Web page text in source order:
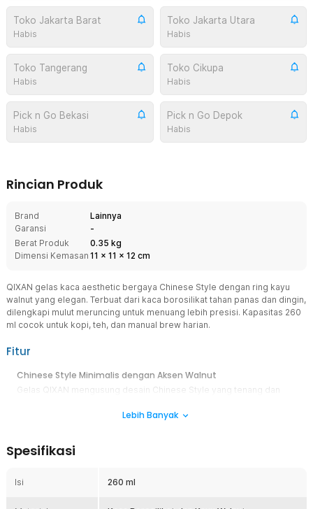
Toko Jakarta Barat
Habis
Toko Jakarta Utara
Habis
Toko Tangerang
Habis
Toko Cikupa
Habis
Pick n Go Bekasi
Habis
Pick n Go Depok
Habis
Rincian Produk
Brand
Lainnya
Garansi
-
Berat Produk
0.35 kg
Dimensi Kemasan 11 x 11 x 12 cm
QIXAN gelas kaca aesthetic bergaya Chinese Style dengan ring kayu
walnut yang elegan. Terbuat dari kaca borosilikat tahan panas dan dingin,
dilengkapi mulut meruncing untuk menuang lebih presisi. Kapasitas 260
ml cocok untuk kopi, teh, dan manual brew harian.
Fitur
Chinese Style Minimalis dengan Aksen Walnut
Gelas QIXAN mengusung desain Chinese Style yang tenang dan
tampilan premium. Cocok untuk penyajian teh, kopi, maupun
Mulut Meruncing untuk Tuang Presisi
tetap rapi. Ideal digunakan sebagai pitcher kecil atau fair cup.
Lebih Banyak
Spesifikasi
Isi 260 ml